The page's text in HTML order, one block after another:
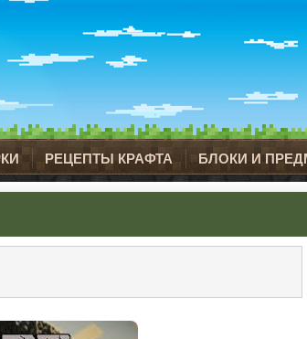
РЕЦЕПТЫ КРАФТА БЛОКИ И